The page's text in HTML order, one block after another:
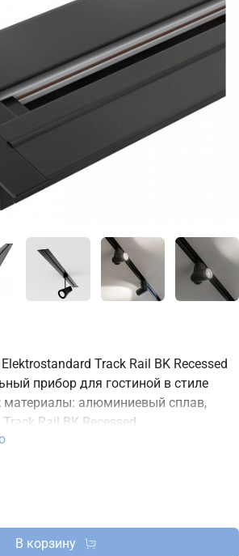
Track Rail BK Recessed
прибор для гостиной в стиле
материалы: алюминиевый сплав,
Rail BK Recessed.
защиты IP20. В интернет-
актуальной ценой на сайте.
В корзину